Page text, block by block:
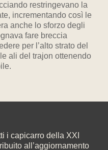
restringevano la
incrementando così le
anche lo sforzo degli
fare breccia
per l’alto strato del
ali del trajon ottenendo
i capicarro della XXI
all’aggiornamento